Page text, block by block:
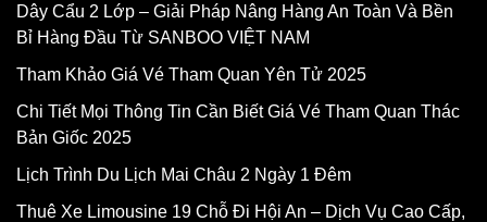
Dây Cẩu 2 Lớp – Giải Pháp Nâng Hàng An Toàn Và Bền
Bỉ Hàng Đầu Từ SANBOO VIỆT NAM
Tham Khảo Giá Vé Tham Quan Yên Tử 2025
Chi Tiết Mọi Thông Tin Cần Biết Giá Vé Tham Quan Thác
Bản Giốc 2025
Lịch Trình Du Lịch Mai Châu 2 Ngày 1 Đêm
Thuê Xe Limousine 19 Chỗ Đi Hội An – Dịch Vụ Cao Cấp,